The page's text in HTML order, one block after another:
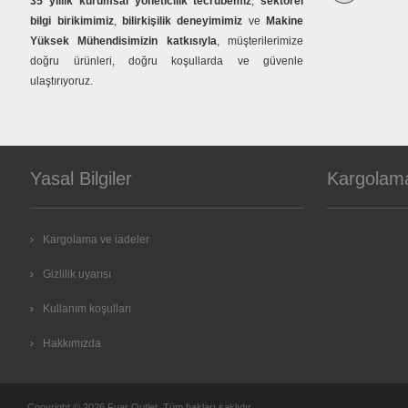
bilgi birikimimiz, bilirkişilik deneyimimiz ve
Makine
Yüksek Mühendisimizin katkısıyla, müşterilerimize
doğru ürünleri, doğru koşullarda ve güvenle
ulaştırıyoruz.
Yasal Bilgiler
Kargolama ve iadeler
Gizlilik uyarısı
Kullanım koşulları
Hakkımızda